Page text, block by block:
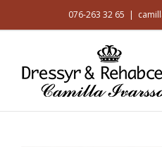
076-263 32 65 |